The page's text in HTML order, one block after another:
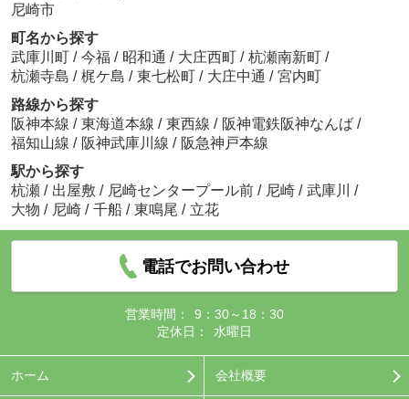
尼崎市
町名から探す
武庫川町 / 今福 / 昭和通 / 大庄西町 / 杭瀬南新町 /
杭瀬寺島 / 梶ケ島 / 東七松町 / 大庄中通 / 宮内町
路線から探す
阪神本線 / 東海道本線 / 東西線 / 阪神電鉄阪神なんば /
福知山線 / 阪神武庫川線 / 阪急神戸本線
駅から探す
杭瀬 / 出屋敷 / 尼崎センタープール前 / 尼崎 / 武庫川
/
大物 / 尼崎 / 千船 / 東鳴尾 / 立花
電話でお問い合わせ
営業時間：
9：30～18：30
定休日：
水曜日
ホーム 会社概要